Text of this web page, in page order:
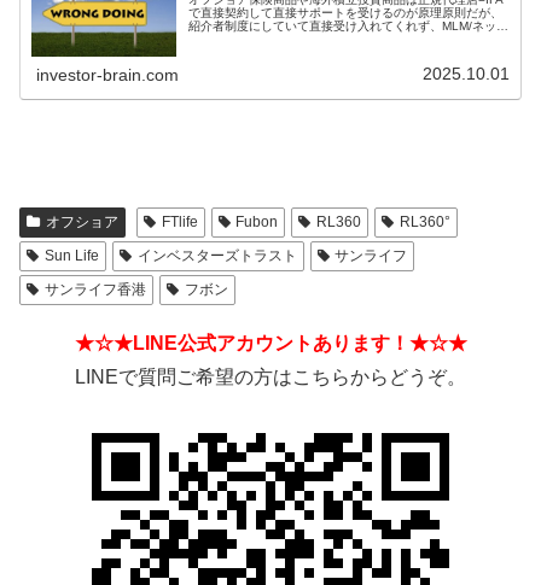
で直接契約して直接サポートを受けるのが原理原則だが、
紹介者制度にしていて直接受け入れてくれず、MLM/ネット
investor-brain.com 2025.10.01
オフショア FTlife Fubon RL360
RL360°
Sun Life
インベスターズトラスト
サンライフ
サンライフ香港
フボン
★☆★LINE公式アカウントあります！★☆★
LINEで質問ご希望の方はこちらからどうぞ。